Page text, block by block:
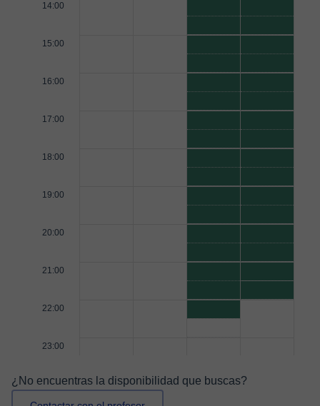
14:00
15:00
16:00
17:00
18:00
19:00
20:00
21:00
22:00
23:00
¿No encuentras la disponibilidad que buscas?